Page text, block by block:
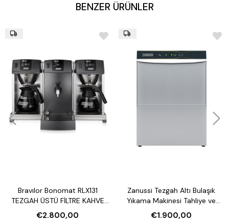
BENZER ÜRÜNLER
Bravılor Bonomat RLX131
TEZGAH ÜSTÜ FİLTRE KAHVE
MAKİNESİ VE SU ISITICI
€2.800,00
Zanussi Tezgah Altı Bulaşık
Yıkama Makinesi Tahliye ve
Parlatıcı Pompalı
€1.900,00